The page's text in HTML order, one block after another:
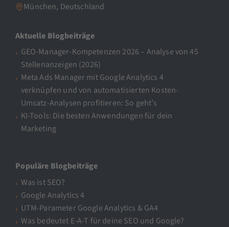
München, Deutschland
Aktuelle Blogbeiträge
GEO-Manager-Kompetenzen 2026 – Analyse von 45
Stellenanzeigen (2026)
Meta Ads Manager mit Google Analytics 4
verknüpfen und von automatisierten Kosten-
Umsatz-Analysen profitieren: So geht’s
KI-Tools: Die besten Anwendungen für dein
Marketing
Populäre Blogbeiträge
Was ist SEO?
Google Analytics 4
UTM-Parameter Google Analytics & GA4
Was bedeutet E-A-T für deine SEO und Google?